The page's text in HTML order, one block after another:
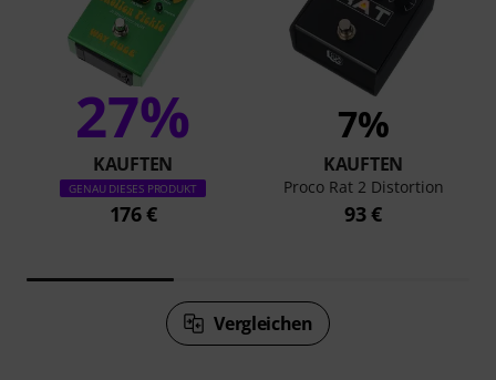
27%
KAUFTEN
GENAU DIESES PRODUKT
176 €
7%
KAUFTEN
Proco Rat 2 Distortion
93 €
Vergleichen